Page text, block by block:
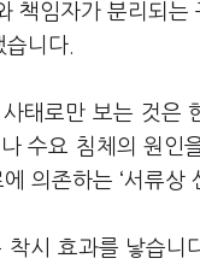
책임자가 분리되
니다.
태로만 보는 것은
수요 침체의 원인
의존하는 ‘서류상
시 효과를 낳습니